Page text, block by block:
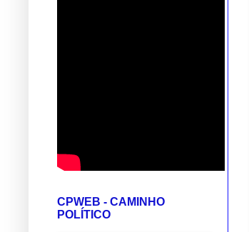
CPWEB - CAMINHO
POLÍTICO